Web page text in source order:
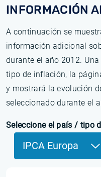
INFORMACIÓN
A continuación se
información adicional
durante el año 2012.
tipo de inflación, la
y mostrará la evolución
seleccionado durante el
Seleccione el país / tipo
IPCA Europa